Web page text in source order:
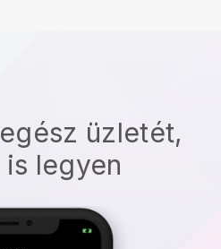
üzletét,
legyen